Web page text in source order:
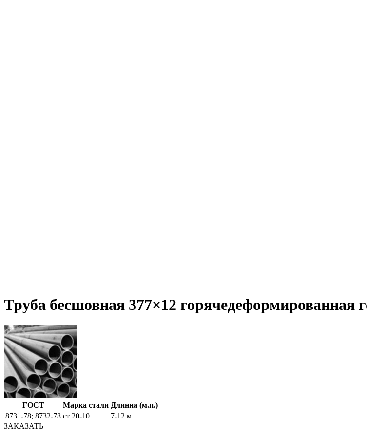
Труба бесшовная 377×12 горячедеформированная
ГОСТ Марка стали Длинна (м.п.)
8731-78; 8732-78 ст 20-10
7-12 м
ЗАКАЗАТЬ